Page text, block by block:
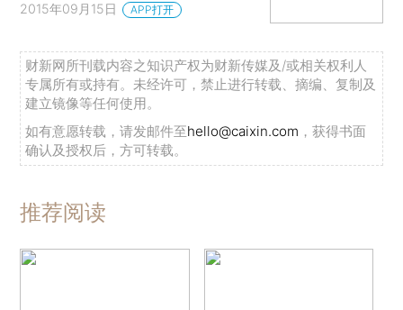
2015年09月15日 APP打开
财新网所刊载内容之知识产权为财新传媒及/或相关权利人
专属所有或持有。未经许可，禁止进行转载、摘编、复制及
建立镜像等任何使用。
如有意愿转载，请发邮件至hello@caixin.com ，获得书面
确认及授权后，方可转载。
推荐阅读